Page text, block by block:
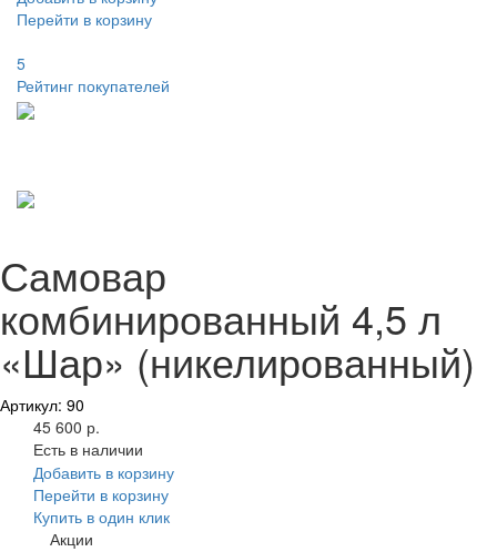
Перейти в корзину
5
Рейтинг покупателей
Самовар
комбинированный 4,5 л
«Шар» (никелированный)
Артикул: 90
45 600 р.
Есть в наличии
Добавить в корзину
Перейти в корзину
Купить в один клик
Акции